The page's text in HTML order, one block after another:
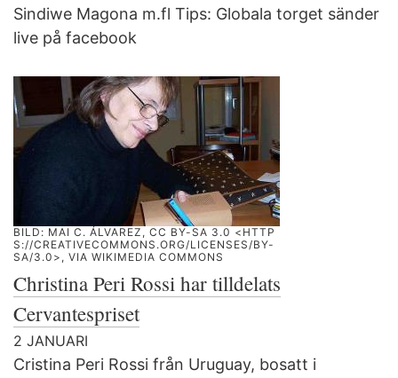
Sindiwe Magona m.fl Tips: Globala torget sänder
live på facebook
BILD: MAI C. ÁLVAREZ, CC BY-SA 3.0 <HTTP
S://CREATIVECOMMONS.ORG/LICENSES/BY-
SA/3.0>, VIA WIKIMEDIA COMMONS
Christina Peri Rossi har tilldelats
Cervantespriset
2 JANUARI
Cristina Peri Rossi från Uruguay, bosatt i